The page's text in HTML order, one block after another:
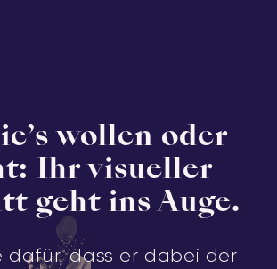
wollen oder
Ihr visueller
geht ins Auge.
dafür, dass er dabei der